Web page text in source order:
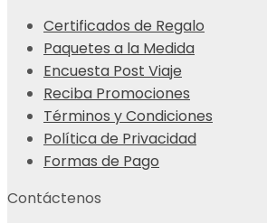
Certificados de Regalo
Paquetes a la Medida
Encuesta Post Viaje
Reciba Promociones
Términos y Condiciones
Política de Privacidad
Formas de Pago
Contáctenos